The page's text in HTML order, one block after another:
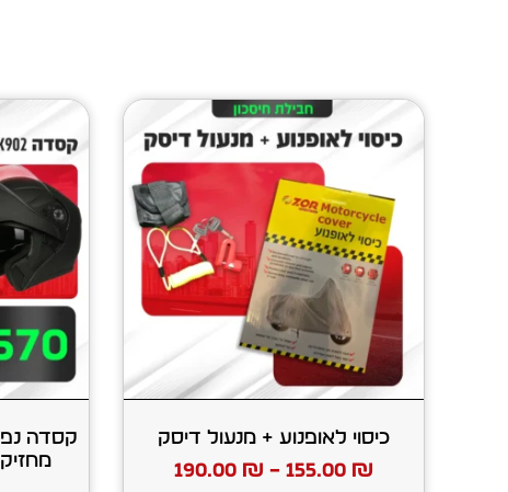
כיסוי לאופנוע + מנעול דיסק
155.00 ₪
–
190.00 ₪